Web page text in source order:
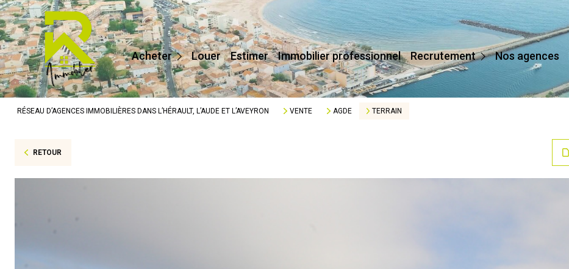
Acheter
Maisons / Villas
Appartements
Terrains
Prestige
Autres
Louer Estimer Immobilier professionnel Recrutement
Devenir Conseiller
Affilier Mon Agence
Je Crée Mon Agence
Nos agences
RÉSEAU D’AGENCES IMMOBILIÈRES DANS L’HÉRAULT, L’AUDE ET L’AVEYRON VENTE AGDE TERRAIN
RETOUR